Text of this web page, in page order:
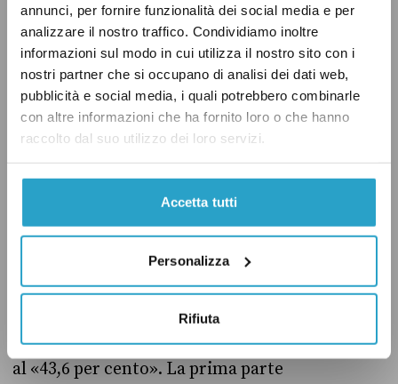
annunci, per fornire funzionalità dei social media e per
analizzare il nostro traffico. Condividiamo inoltre
informazioni sul modo in cui utilizza il nostro sito con i
nostri partner che si occupano di analisi dei dati web,
pubblicità e social media, i quali potrebbero combinarle
con altre informazioni che ha fornito loro o che hanno
raccolto dal suo utilizzo dei loro servizi.
Accetta tutti
Personalizza
Rifiuta
molto vicino al «43,6 per cento» indicato da
Berlusconi. Il Documento di economia e
finanza (Def) per il 2022,approvatodal
Consiglio dei Ministri lo scorso aprile,ha
stimato che il valore scenderà al 43,1 per cento
nel 2022 e continuerà a diminuire
gradualmente fino a raggiungere il 42,2 per
Secondo Berlusconi, durante i suoi governi la
pressione fiscale si è sempre mantenuta al di
sotto del «40 per cento», mentre oggi questa è
al «43,6 per cento». La prima parte